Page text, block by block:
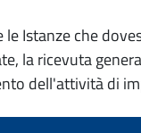
Istanze che
la ricevuta
dell'attività di